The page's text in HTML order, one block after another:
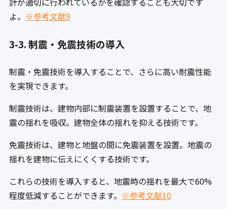
よ。 ※参考文献9
3-3. 制震・免震技術の導入
制震・免震技術を導入することで、さらに高い耐震性能
を実現できます。
制震技術は、建物内部に制震装置を設置することで、地
震の揺れを吸収。建物全体の揺れを抑える技術です。
免震技術は、建物と地盤の間に免震装置を設置。地震の
揺れを建物に伝えにくくする技術です。
これらの技術を導入すると、地震時の揺れを最大で60%
程度低減することができます。 ※参考文献10